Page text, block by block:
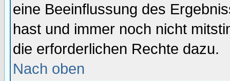
eine Beeinflussung des
hast und immer noch nicht
die erforderlichen Rechte dazu.
Nach oben